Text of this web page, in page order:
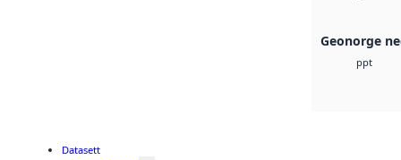
Geonorge
ppt
Datasett